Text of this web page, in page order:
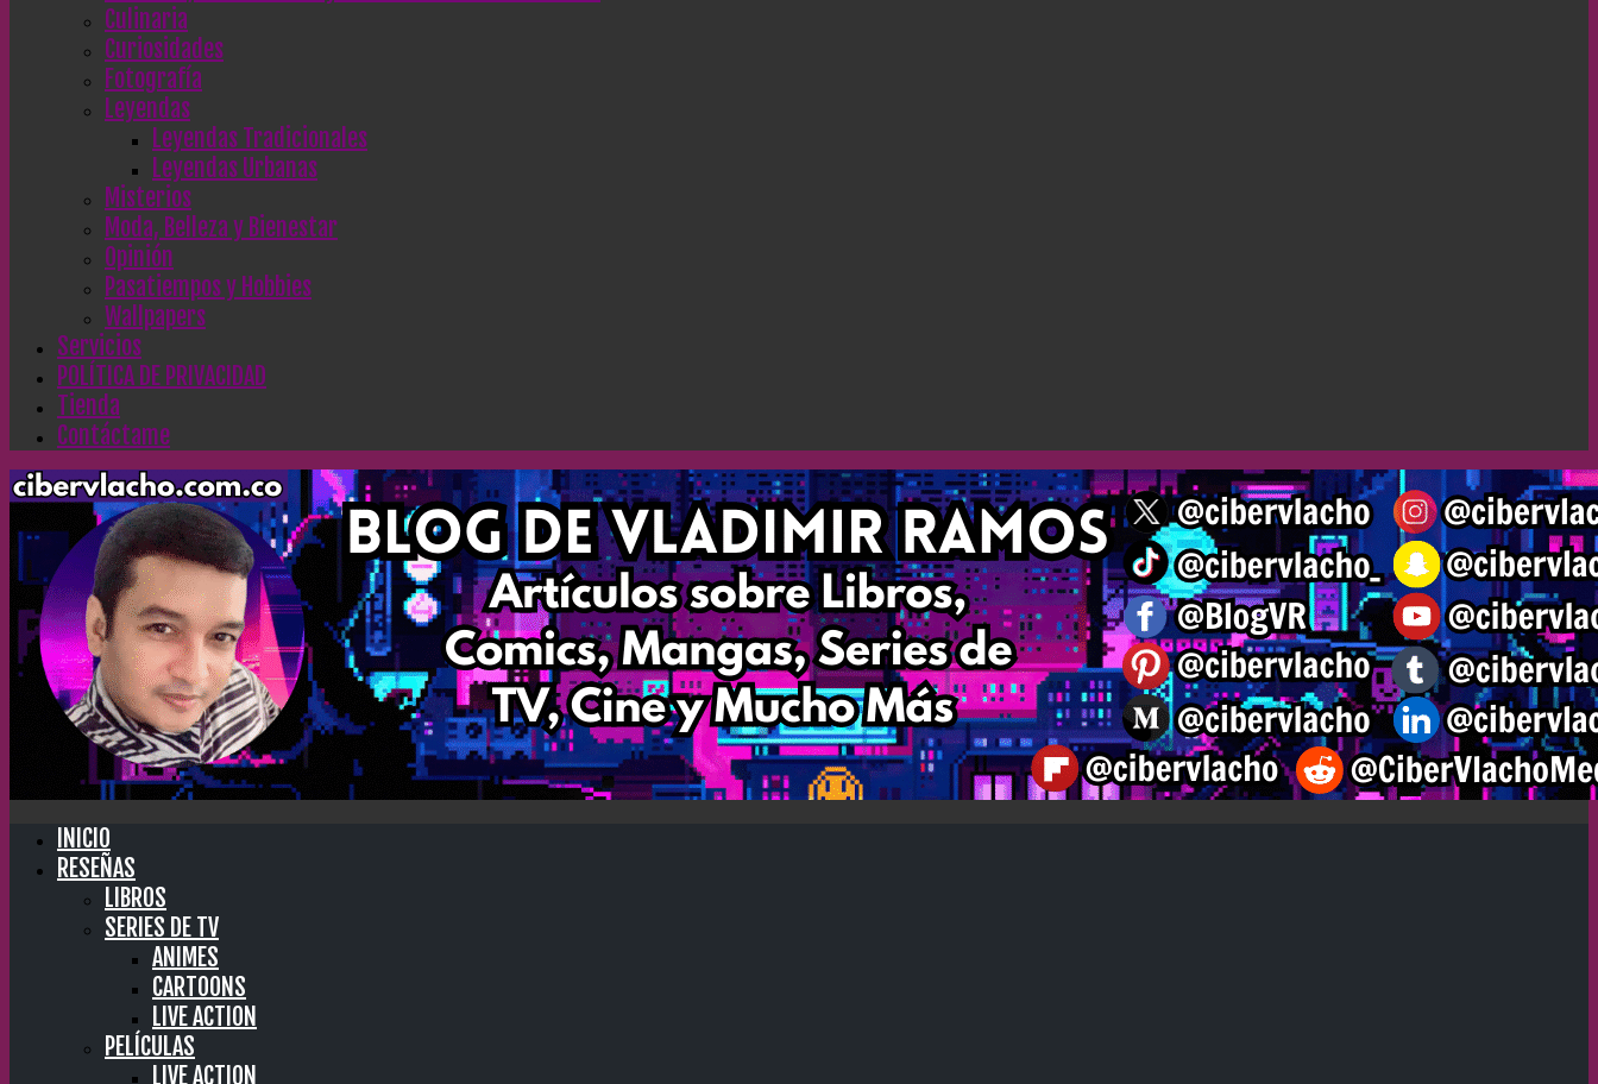
Culinaria
Curiosidades
Fotografía
Leyendas
Leyendas Tradicionales
Leyendas Urbanas
Misterios
Moda, Belleza y Bienestar
Opinión
Pasatiempos y Hobbies
Wallpapers
Servicios
POLÍTICA DE PRIVACIDAD
Tienda
Contáctame
INICIO
RESEÑAS
LIBROS
SERIES DE TV
ANIMES
CARTOONS
LIVE ACTION
PELÍCULAS
LIVE ACTION